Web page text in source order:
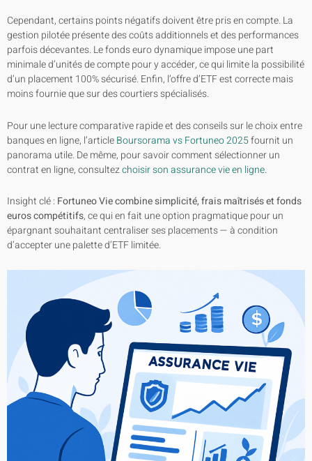
Cependant, certains points négatifs doivent être pris en compte. La
gestion pilotée présente des coûts additionnels et des performances
parfois décevantes. Le fonds euro dynamique impose une part
minimale d’unités de compte pour y accéder, ce qui limite la possibilité
d’un placement 100% sécurisé. Enfin, l’offre d’ETF est correcte mais
moins fournie que sur des courtiers spécialisés.
Pour une lecture comparative rapide et des conseils sur le choix entre
banques en ligne, l’articleBoursorama vs Fortuneo 2025fournit un
panorama utile. De même, pour savoir comment sélectionner un
contrat en ligne, consultezchoisir son assurance vie en ligne.
Insight clé : Fortuneo Vie combine simplicité, frais maîtrisés et fonds
euros compétitifs, ce qui en fait une option pragmatique pour un
épargnant souhaitant centraliser ses placements — à condition
d’accepter une palette d’ETF limitée.